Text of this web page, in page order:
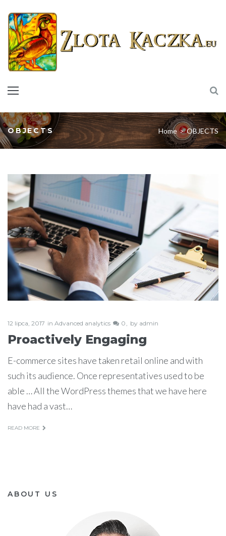
content
OBJECTS Home > OBJECTS
Tag:
OBJECTS
12 lipca, 2017 in Advanced analytics 0 by admin
Proactively Engaging
E-commerce sites have taken retail online and with
such its audience. Once representatives used to be
able … All the WordPress themes that we have here
have had a vast…
READ MORE
ABOUT US